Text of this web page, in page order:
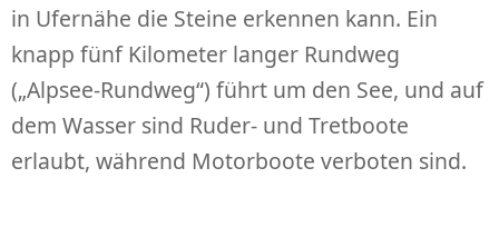
in Ufernähe die Steine erkennen kann. Ein
knapp fünf Kilometer langer Rundweg
(„Alpsee-Rundweg“) führt um den See, und auf
dem Wasser sind Ruder- und Tretboote
erlaubt, während Motorboote verboten sind.